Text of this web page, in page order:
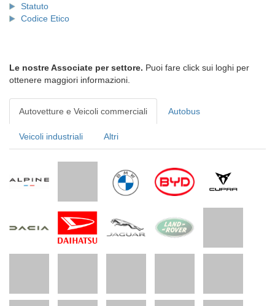
Statuto
Codice Etico
Le nostre Associate per settore. Puoi fare click sui loghi per
ottenere maggiori informazioni.
Autovetture e Veicoli commerciali Autobus
Veicoli industriali Altri